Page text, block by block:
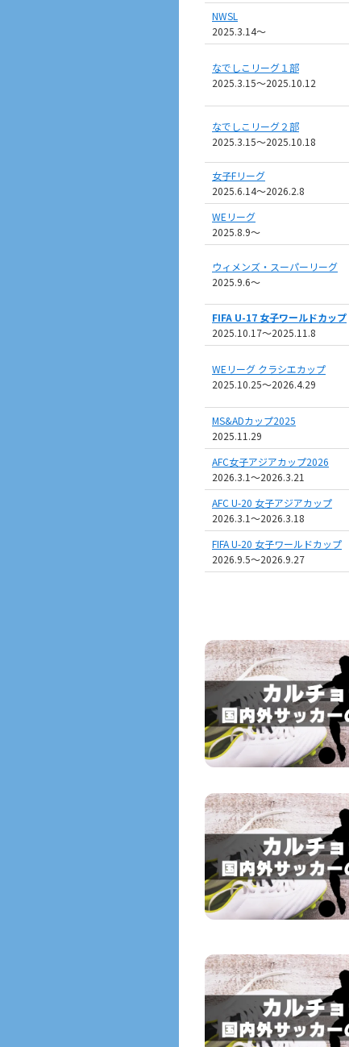
NWSL
2025.3.14〜
なでしこリーグ１部
2025.3.15～2025.10.12
なでしこリーグ２部
2025.3.15～2025.10.18
女子Fリーグ
2025.6.14〜2026.2.8
WEリーグ
2025.8.9〜
ウィメンズ・スーパーリーグ
2025.9.6〜
FIFA U-17 女子ワールドカップ
2025.10.17〜2025.11.8
WEリーグ クラシエカップ
2025.10.25〜2026.4.29
MS&ADカップ2025
2025.11.29
AFC女子アジアカップ2026
2026.3.1〜2026.3.21
AFC U-20 女子アジアカップ
2026.3.1～2026.3.18
FIFA U-20 女子ワールドカップ
2026.9.5〜2026.9.27